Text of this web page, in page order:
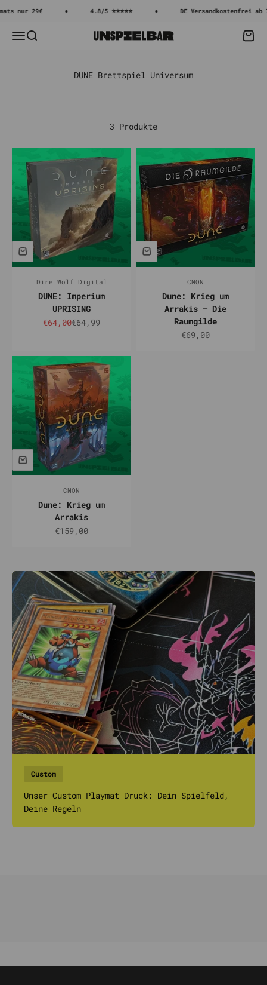
nur 29€ 4.8/5 ⭐⭐⭐⭐⭐ DE Versandkostenfrei ab
MenüSuche Unspielbar
3 Produkte
Dire Wolf Digital
DUNE: Imperium
UPRISING
Angebot
€64,00Regulärer Preis
€64,99
CMON
Dune: Krieg um
Arrakis – Die
Raumgilde
Angebot
€69,00
CMON
Dune: Krieg um
Arrakis
Angebot
€159,00
Custom
Unser Custom Playmat Druck: Dein Spielfeld,
Deine Regeln